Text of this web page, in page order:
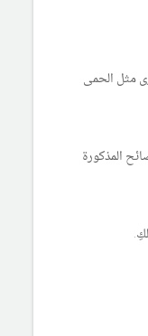
مثل الحمى
المذكورة